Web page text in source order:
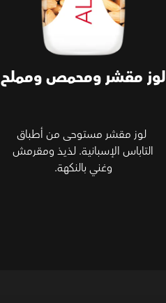
لوز مقشر ومحمص ومملح
لوز مقشر مستوحى من أطباق
التاباس الإسبانية. لذيذ ومقرمش
وغني بالنكهة.